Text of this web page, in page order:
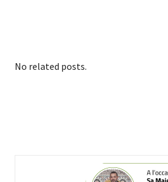
No related posts.